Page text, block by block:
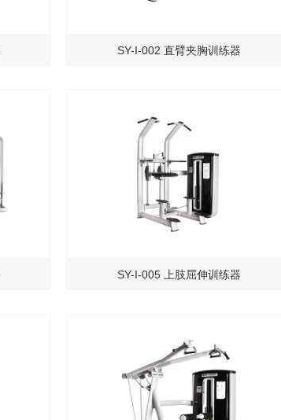
SY-I-002 直臂夹胸训练器
SY-I-005 上肢屈伸训练器